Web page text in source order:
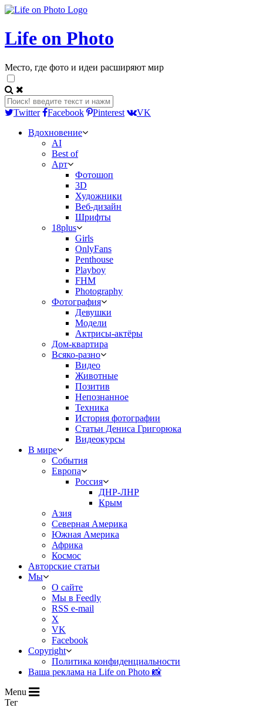
Life on Photo
Место, где фото и идеи расширяют мир
Twitter Facebook Pinterest
VK
Вдохновение
AI
Best of
Арт
Фотошоп
3D
Художники
Веб-дизайн
Шрифты
18plus
Girls
OnlyFans
Penthouse
Playboy
FHM
Photography
Фотография
Девушки
Модели
Актрисы-актёры
Дом-квартира
Всяко-разно
Видео
Животные
Позитив
Непознанное
Техника
История фотографии
Статьи Дениса Григорюка
Видеокурсы
В мире
События
Европа
Россия
ДНР-ЛНР
Крым
Азия
Северная Америка
Южная Америка
Африка
Космос
Авторские статьи
Мы
О сайте
Мы в Feedly
RSS e-mail
X
VK
Facebook
Copyright
Политика конфиденциальности
Ваша реклама на Life on Photo 📸
Menu
Тег